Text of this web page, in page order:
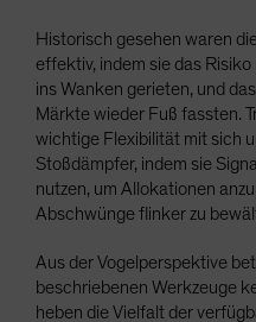
Historisch gesehen waren
effektiv, indem sie das
ins Wanken gerieten, und
Märkte wieder Fuß fassten.
wichtige Flexibilität mit sich
Stoßdämpfer, indem sie
nutzen, um Allokationen
Abschwünge flinker zu
Aus der Vogelperspektive
beschriebenen Werkzeuge
heben die Vielfalt der